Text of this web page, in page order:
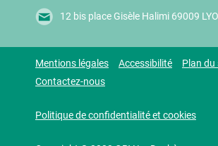
12 bis place Gisèle Halimi 69009
Mentions légales Accessibilité
Plan du
Contactez-nous
Politique de confidentialité et cookies